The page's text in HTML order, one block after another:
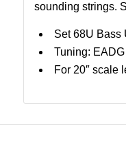
sounding strings.
Set 68U Bass
Tuning: EADG
For 20″ scale